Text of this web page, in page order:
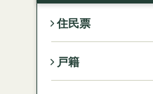
住民票
戸籍